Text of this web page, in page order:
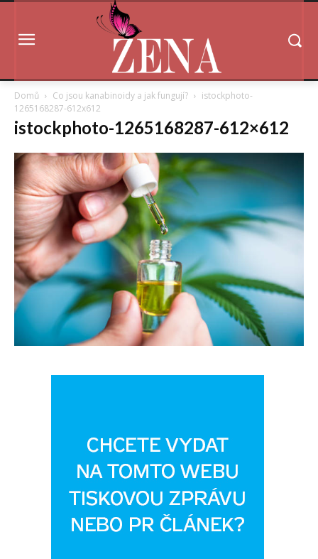
Domů Co jsou kanabinoidy a jak fungují?
istockphoto-
1265168287-612x612
istockphoto-1265168287-612×612